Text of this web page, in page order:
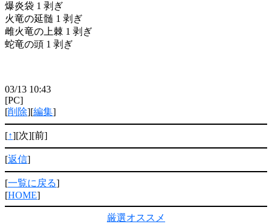
爆炎袋 1 剥ぎ
火竜の延髄 1 剥ぎ
雌火竜の上棘 1 剥ぎ
蛇竜の頭 1 剥ぎ
03/13 10:43
[PC]
[削除][編集]
[↑][次][前]
[返信]
[一覧に戻る]
[HOME]
厳選オススメ